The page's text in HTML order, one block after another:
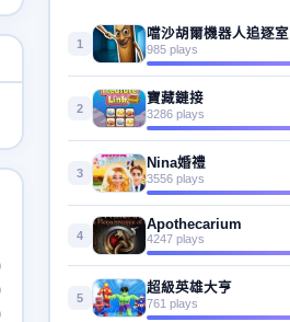
1
噹沙胡爾機器人追逐室
985 plays
2
寶藏鏈接
3286 plays
3
Nina婚禮
3556 plays
4
Apothecarium
4247 plays
5
超級英雄大亨
761 plays